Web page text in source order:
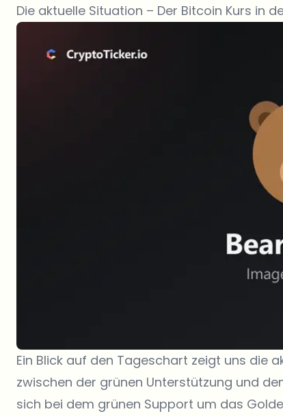
Die aktuelle Situation – Der Bitcoin Kurs in
Ein Blick auf den Tageschart zeigt uns die
zwischen der grünen Unterstützung und
sich bei dem grünen Support um das